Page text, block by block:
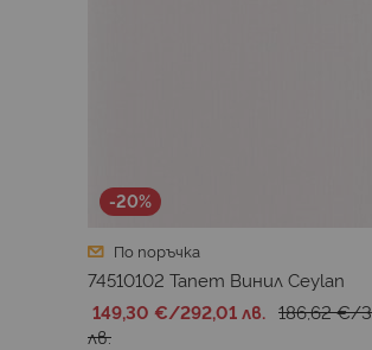
-20%
По поръчка
74510102 Тапет Винил Ceylan
149,30 €/292,01 лв. 186,62 €/
лв.